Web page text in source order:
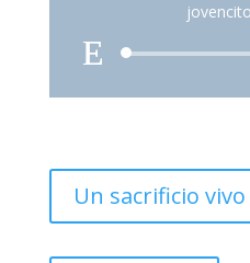
Un sacrificio vivo